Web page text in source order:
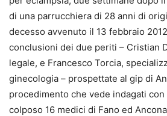
di una parrucchiera di 28 anni di
decesso avvenuto il 13 febbraio
conclusioni dei due periti – Cristian
legale, e Francesco Torcia,
ginecologia – prospettate al gip di
procedimento che vede indagati con
colposo 16 medici di Fano ed